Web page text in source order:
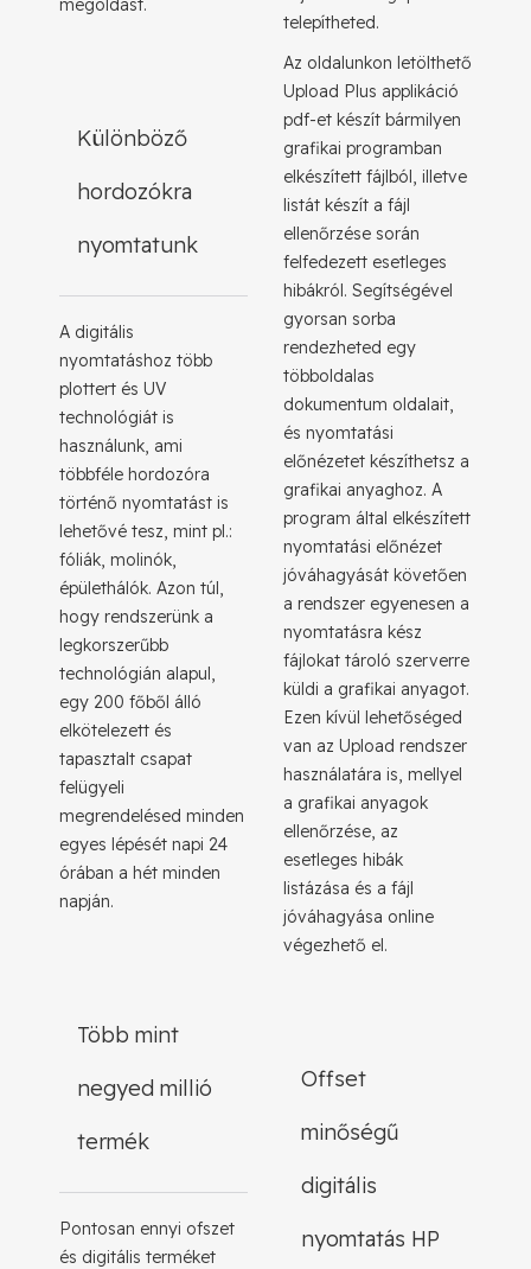
megoldást.
Különböző
hordozókra
nyomtatunk
A digitális
nyomtatáshoz több
plottert és UV
technológiát is
használunk, ami
többféle hordozóra
történő nyomtatást is
lehetővé tesz, mint pl.:
fóliák, molinók,
épülethálók. Azon túl,
hogy rendszerünk a
legkorszerűbb
technológián alapul,
egy 200 főből álló
elkötelezett és
tapasztalt csapat
felügyeli
megrendelésed minden
egyes lépését napi 24
órában a hét minden
napján.
Több mint
negyed millió
termék
Pontosan ennyi ofszet
és digitális terméket
telepítheted.
Az oldalunkon letölthető
Upload Plus applikáció
pdf-et készít bármilyen
grafikai programban
elkészített fájlból, illetve
listát készít a fájl
ellenőrzése során
felfedezett esetleges
hibákról. Segítségével
gyorsan sorba
rendezheted egy
többoldalas
dokumentum oldalait,
és nyomtatási
előnézetet készíthetsz a
grafikai anyaghoz. A
program által elkészített
nyomtatási előnézet
jóváhagyását követően
a rendszer egyenesen a
nyomtatásra kész
fájlokat tároló szerverre
küldi a grafikai anyagot.
Ezen kívül lehetőséged
van az Upload rendszer
használatára is, mellyel
a grafikai anyagok
ellenőrzése, az
esetleges hibák
listázása és a fájl
jóváhagyása online
végezhető el.
Offset
minőségű
digitális
nyomtatás HP